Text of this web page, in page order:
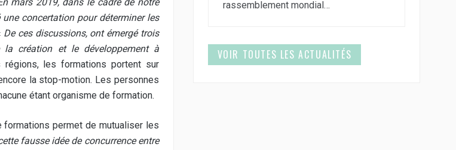
concertation pour déterminer les
De ces discussions, ont émergé trois
la création et le développement à
les formations portent sur
la stop-motion. Les personnes
étant organisme de formation.
permet de mutualiser les
fausse idée de concurrence entre
rassemblement mondial…
VOIR TOUTES LES ACTUALITÉS